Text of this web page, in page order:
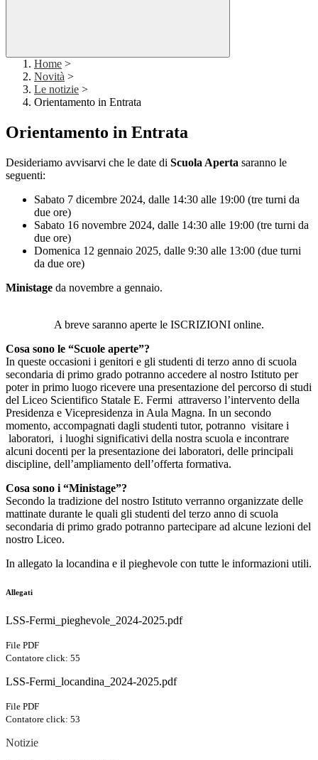
Home >
Novità >
Le notizie >
Orientamento in Entrata
Orientamento in Entrata
Desideriamo avvisarvi che le date di Scuola Aperta saranno le
seguenti:
Sabato 7 dicembre 2024, dalle 14:30 alle 19:00 (tre turni da
due ore)
Sabato 16 novembre 2024, dalle 14:30 alle 19:00 (tre turni da
due ore)
Domenica 12 gennaio 2025, dalle 9:30 alle 13:00 (due turni
da due ore)
Ministage da novembre a gennaio.
A breve saranno aperte le ISCRIZIONI online.
Cosa sono le “Scuole aperte”?
In queste occasioni i genitori e gli studenti di terzo anno di scuola
secondaria di primo grado potranno accedere al nostro Istituto per
poter in primo luogo ricevere una presentazione del percorso di studi
del Liceo Scientifico Statale E. Fermi attraverso l’intervento della
Presidenza e Vicepresidenza in Aula Magna. In un secondo
momento, accompagnati dagli studenti tutor, potranno visitare i
laboratori, i luoghi significativi della nostra scuola e incontrare
alcuni docenti per la presentazione dei laboratori, delle principali
discipline, dell’ampliamento dell’offerta formativa.
Cosa sono i “Ministage”?
Secondo la tradizione del nostro Istituto verranno organizzate delle
mattinate durante le quali gli studenti del terzo anno di scuola
secondaria di primo grado potranno partecipare ad alcune lezioni del
nostro Liceo.
In allegato la locandina e il pieghevole con tutte le informazioni utili.
Allegati
LSS-Fermi_pieghevole_2024-2025.pdf
File PDF
Contatore click: 55
LSS-Fermi_locandina_2024-2025.pdf
File PDF
Contatore click: 53
Notizie